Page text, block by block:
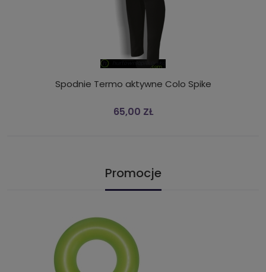
Spodnie Termo aktywne Colo Spike
65,00 ZŁ
Promocje